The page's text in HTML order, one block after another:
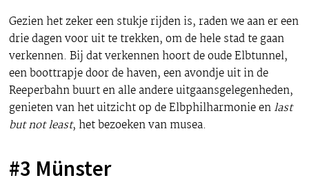
Gezien het zeker een stukje rijden is, raden we aan er een
drie dagen voor uit te trekken, om de hele stad te gaan
verkennen. Bij dat verkennen hoort de oude Elbtunnel,
een boottrapje door de haven, een avondje uit in de
Reeperbahn buurt en alle andere uitgaansgelegenheden,
genieten van het uitzicht op de Elbphilharmonie en last
but not least, het bezoeken van musea.
#3 Münster